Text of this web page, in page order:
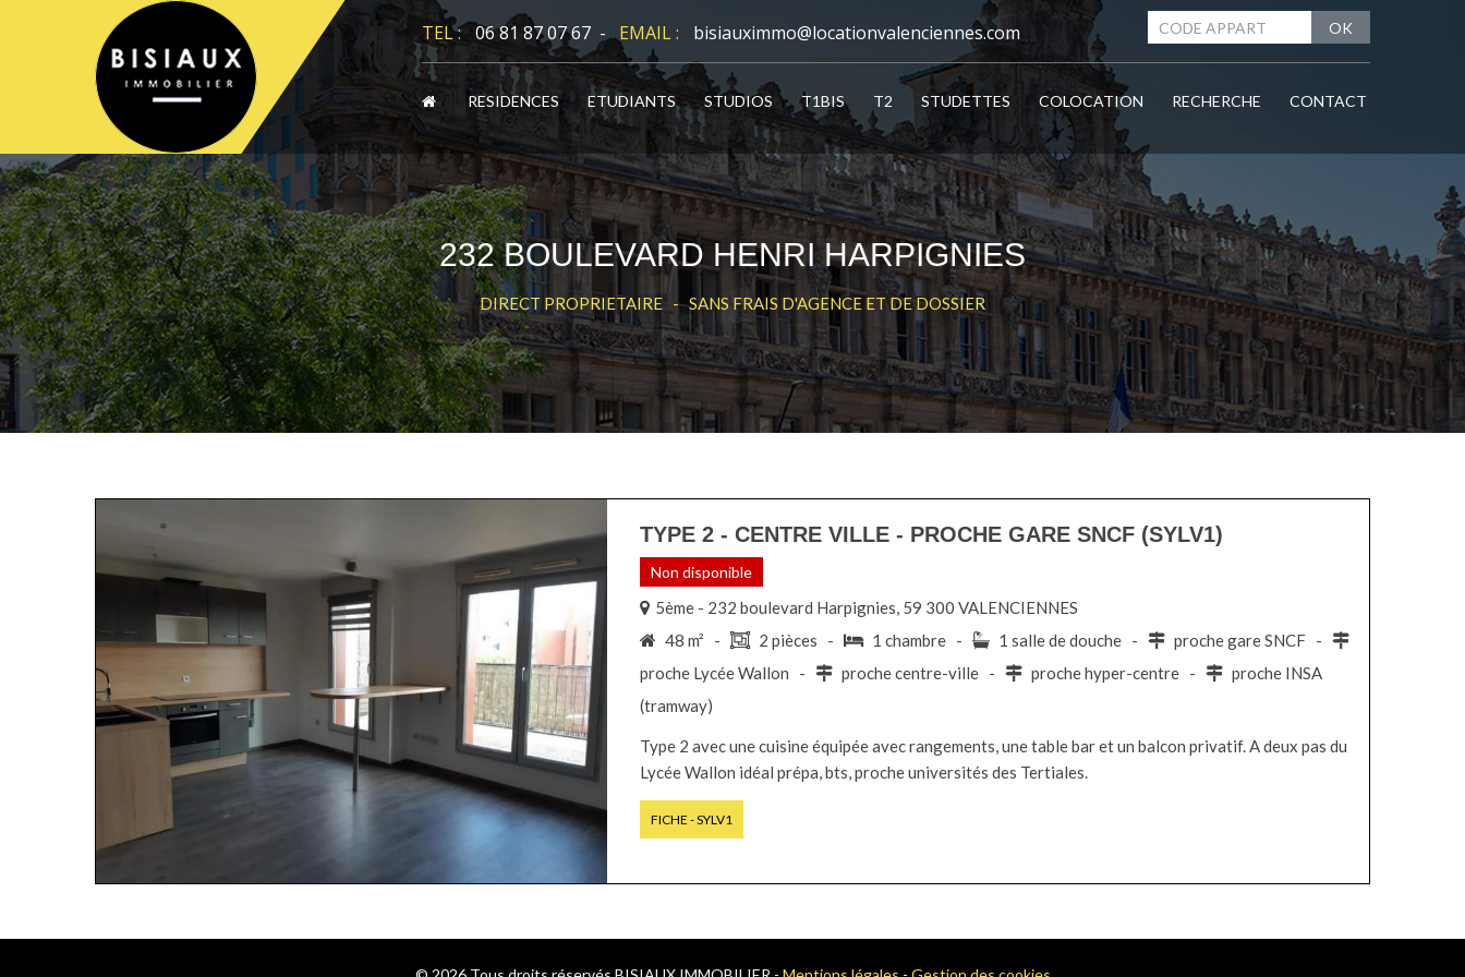
TEL : 06 81 87 07 67 - EMAIL : bisiauximmo@locationvalenciennes.com OK
RESIDENCES ETUDIANTS STUDIOS T1BIS T2 STUDETTES COLOCATION RECHERCHE CONTACT
232 BOULEVARD HENRI HARPIGNIES
DIRECT PROPRIETAIRE - SANS FRAIS D'AGENCE ET DE DOSSIER
TYPE 2 - CENTRE VILLE - PROCHE GARE SNCF (SYLV1)
Non disponible
5ème - 232 boulevard Harpignies, 59 300 VALENCIENNES
48 m² -
2 pièces - 1 chambre - 1 salle de douche -
proche gare SNCF -
proche Lycée Wallon -
proche centre-ville - proche hyper-centre -
proche INSA
(tramway)
Type 2 avec une cuisine équipée avec rangements, une table bar et un balcon privatif. A deux pas du
Lycée Wallon idéal prépa, bts, proche universités des Tertiales.
FICHE - SYLV1
Panneau de gestion des cookies